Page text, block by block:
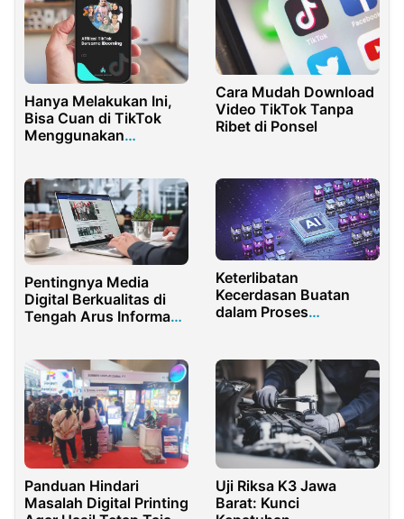
Hanya Melakukan Ini,
Bisa Cuan di TikTok
Menggunakan
Cara Mudah Download
Video TikTok Tanpa
Ribet di Ponsel
Pentingnya Media
Digital Berkualitas di
Tengah Arus Informasi
Keterlibatan
Kecerdasan Buatan
dalam Proses
Panduan Hindari
Masalah Digital Printing
Uji Riksa K3 Jawa
Barat: Kunci